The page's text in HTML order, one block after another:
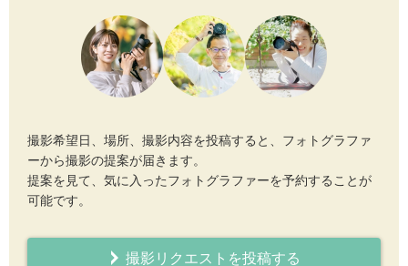
撮影希望日、場所、撮影内容を投稿すると、フォトグラファ
ーから撮影の提案が届きます。
提案を見て、気に入ったフォトグラファーを予約することが
可能です。
撮影リクエストを投稿する